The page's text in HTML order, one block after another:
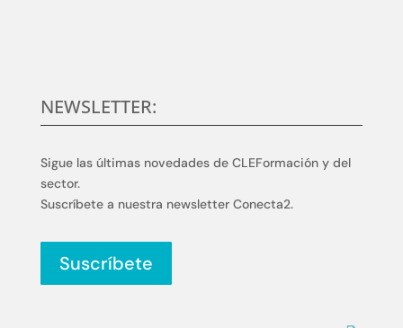
NEWSLETTER:
Sigue las últimas novedades de CLEFormación y del
sector.
Suscríbete a nuestra newsletter Conecta2.
Suscríbete